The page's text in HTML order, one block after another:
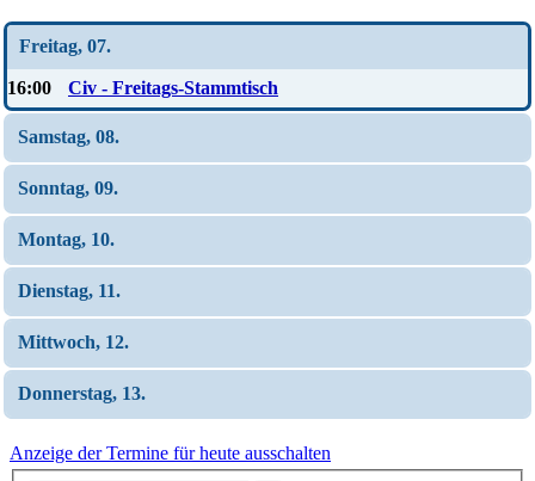
Freitag, 07.
16:00 Civ - Freitags-Stammtisch
Samstag, 08.
Sonntag, 09.
Montag, 10.
Dienstag, 11.
Mittwoch, 12.
Donnerstag, 13.
Anzeige der Termine für heute ausschalten